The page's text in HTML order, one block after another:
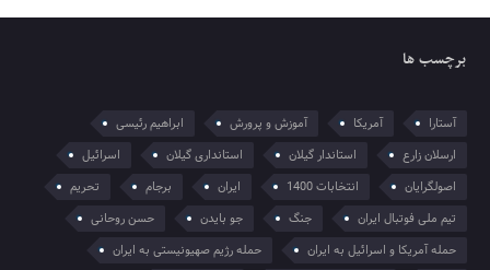
برچسب ها
آستارا آمریکا آموزش و پرورش
ابراهیم رئیسی
ارسلان زارع
استاندار گیلان استانداری گیلان
اسرائیل
اصولگرایان
انتخابات 1400 ایران برجام
تحریم
تیم ملی فوتبال ایران
جنگ جو بایدن
حسن روحانی
حمله آمریکا و اسرائیل به ایران
حمله رژیم صهیونیستی به ایران